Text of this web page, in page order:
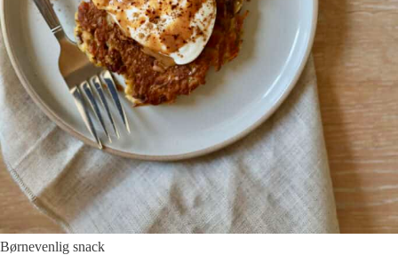
Børnevenlig snack